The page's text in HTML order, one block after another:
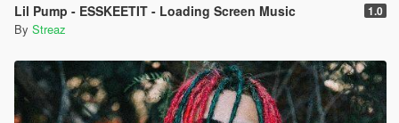
Lil Pump - ESSKEETIT - Loading Screen Music 1.0
By Streaz